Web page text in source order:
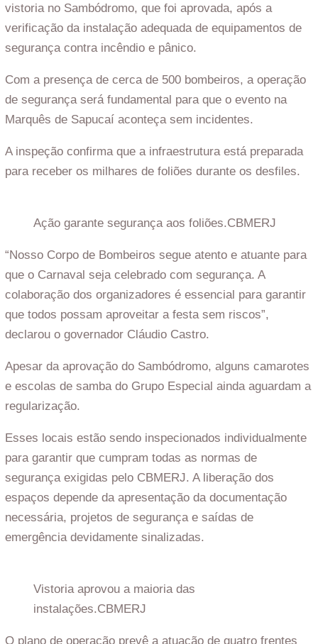
vistoria no Sambódromo, que foi aprovada, após a
verificação da instalação adequada de equipamentos de
segurança contra incêndio e pânico.
Com a presença de cerca de 500 bombeiros, a operação
de segurança será fundamental para que o evento na
Marquês de Sapucaí aconteça sem incidentes.
A inspeção confirma que a infraestrutura está preparada
para receber os milhares de foliões durante os desfiles.
Ação garante segurança aos foliões.CBMERJ
“Nosso Corpo de Bombeiros segue atento e atuante para
que o Carnaval seja celebrado com segurança. A
colaboração dos organizadores é essencial para garantir
que todos possam aproveitar a festa sem riscos”,
declarou o governador Cláudio Castro.
Apesar da aprovação do Sambódromo, alguns camarotes
e escolas de samba do Grupo Especial ainda aguardam a
regularização.
Esses locais estão sendo inspecionados individualmente
para garantir que cumpram todas as normas de
segurança exigidas pelo CBMERJ. A liberação dos
espaços depende da apresentação da documentação
necessária, projetos de segurança e saídas de
emergência devidamente sinalizadas.
Vistoria aprovou a maioria das
instalações.CBMERJ
O plano de operação prevê a atuação de quatro frentes